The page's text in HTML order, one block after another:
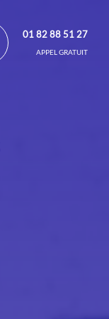
01 82 88 51 27
APPEL GRATUIT